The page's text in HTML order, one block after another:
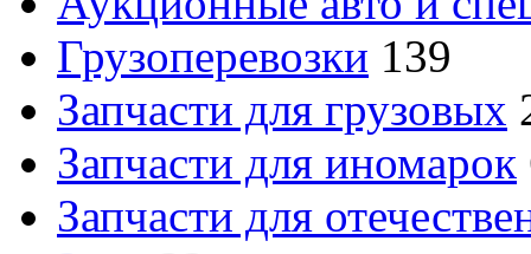
Грузоперевозки 139
Запчасти для грузовых
Запчасти для иномарок
Запчасти для